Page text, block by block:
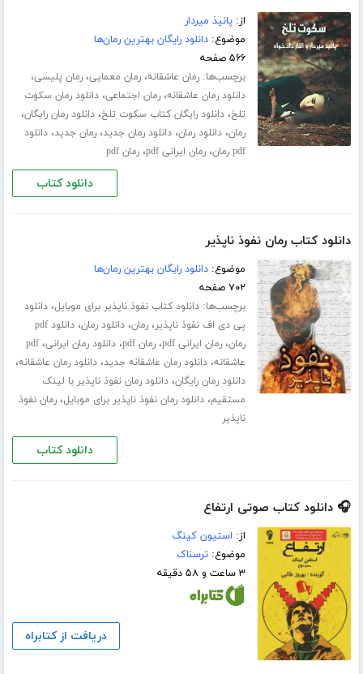
از:پانیذ میردار
موضوع:دانلود رایگان بهترین رمان‌ها
۵۶۶ صفحه
برچسب‌ها:رمان عاشقانه،رمان معمایی،رمان پلیسی،
دانلود رمان عاشقانه،رمان اجتماعی،دانلود رمان سکوت
تلخ،دانلود رایگان کتاب سکوت تلخ،دانلود رمان رایگان،
رمان،دانلود رمان،دانلود رمان جدید،رمان جدید،دانلود
pdf رمان
،رمان ایرانی pdf ،رمان pdf
دانلود کتاب
دانلود کتاب رمان نفوذ ناپذیر
موضوع:دانلود رایگان بهترین رمان‌ها
۷۰۲ صفحه
برچسب‌ها:دانلود کتاب نفوذ ناپذیر برای موبایل،دانلود
پی دی اف نفوذ ناپذیر،رمان،دانلود رمان،
دانلود pdf
رمان،رمان ایرانی pdf ،رمان pdf ،دانلود رمان ایرانی،pdf
عاشقانه،دانلود رمان عاشقانه جدید،دانلود رمان عاشقانه،
دانلود رمان رایگان،دانلود رمان نفوذ ناپذیر با لینک
مستقیم،دانلود رمان نفوذ ناپذیر برای موبایل،رمان نفوذ
ناپذیر
دانلود کتاب
🎧 دانلود کتاب صوتی ارتفاع
از: استیون کینگ
موضوع:ترسناک
۳ ساعت و ۵۸ دقیقه
دریافت از کتابراه